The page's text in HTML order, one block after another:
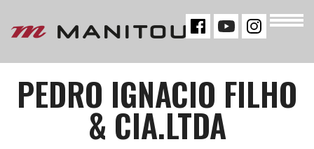
« VOLTAR
PEDRO IGNACIO FILHO
& CIA.LTDA